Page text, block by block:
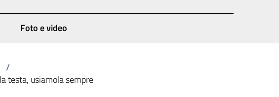
Foto e video
/
testa, usiamola sempre